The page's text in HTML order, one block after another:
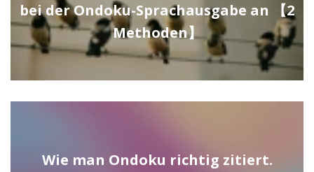
bei der Ondoku-Sprachausgabe an 【2
Methoden】
Wie man Ondoku richtig zitiert.